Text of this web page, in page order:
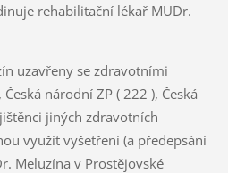
rehabilitační lékař MUDr.
uzavřeny se zdravotními
národní ZP ( 222 ), Česká
jiných zdravotních
využít vyšetření (a předepsání
Meluzína v Prostějovské